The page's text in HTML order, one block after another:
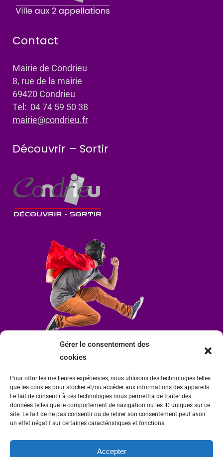
Gérer le consentement des
cookies
Pour offrir les meilleures expériences, nous utilisons des technologies telles
que les cookies pour stocker et/ou accéder aux informations des appareils.
Le fait de consentir à ces technologies nous permettra de traiter des
données telles que le comportement de navigation ou les ID uniques sur ce
site. Le fait de ne pas consentir ou de retirer son consentement peut avoir
un effet négatif sur certaines caractéristiques et fonctions.
Accepter
Contact
Mairie de Condrieu
8, rue de la mairie
69420 Condrieu
Tel: 04 74 59 50 38
mairie@condrieu.fr
Découvrir – Sortir